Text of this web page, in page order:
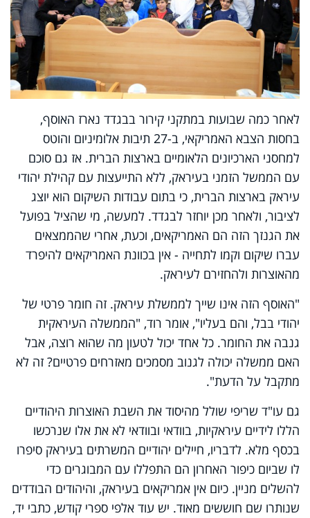
לאחר כמה שבועות במתקני קירור בבגדד נארז האוסף,
בחסות הצבא האמריקאי, ב-27 תיבות אלומיניום והוטס
למחסני הארכיונים הלאומיים בארצות הברית. אז גם סוכם
עם הממשל הזמני בעיראק, ללא התייעצות עם קהילת יהודי
עיראק בארצות הברית, כי בתום עבודות השיקום הוא יוצג
לציבור, ולאחר מכן יוחזר לבגדד. למעשה, מי שהציל בפועל
את הגנזך הזה הם האמריקאים, וכעת, אחרי שהממצאים
עברו שיקום וקמו לתחייה - אין בכוונת האמריקאים להיפרד
מהאוצרות ולהחזירם לעיראק.
"האוסף הזה אינו שייך לממשלת עיראק. זה חומר פרטי של
יהודי בבל, והם בעליו", אומר רוד, "הממשלה העיראקית
גנבה את החומר. כל אחד יכול לטעון מה שהוא רוצה, אבל
האם ממשלה יכולה לגנוב מסמכים מאזרחים פרטיים? זה לא
מתקבל על הדעת".
גם עו"ד שריפי שולל מהיסוד את השבת האוצרות היהודיים
הללו לידיים עיראקיות, בוודאי ובוודאי לא את אלו שנרכשו
בכסף מלא. לדבריו, חיילים יהודיים המשרתים בעיראק סיפרו
לו שביום כיפור האחרון הם התפללו עם המבוגרים כדי
להשלים מניין. כיום אין אמריקאים בעיראק, והיהודים הבודדים
שנותרו שם חוששים מאוד. יש עוד אלפי ספרי קודש, כתבי יד,